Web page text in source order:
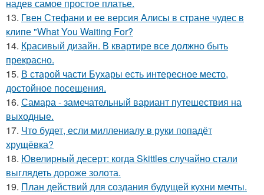
надев самое простое платье.
13. Гвен Стефани и ее версия Алисы в стране чудес в
клипе "What You Waiting For?
14. Красивый дизайн. В квартире все должно быть
прекрасно.
15. В старой части Бухары есть интересное место,
достойное посещения.
16. Самара - замечательный вариант путешествия на
выходные.
17. Что будет, если миллениалу в руки попадёт
хрущёвка?
18. Ювелирный десерт: когда Skittles случайно стали
выглядеть дороже золота.
19. План действий для создания будущей кухни мечты.